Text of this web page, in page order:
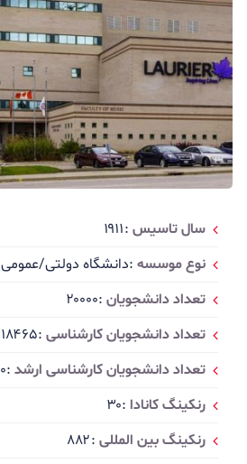
سال تاسیس :۱۹۱۱
نوع موسسه :دانشگاه دولتی/عمومی
تعداد دانشجویان :۲۰۰۰۰
تعداد دانشجویان کارشناسی :۱۸۴۶۵
تعداد دانشجویان کارشناسی ارشد :۲۱۷۰
رنکینگ کانادا :۳۰
رنکینگ بین المللی :۸۸۲